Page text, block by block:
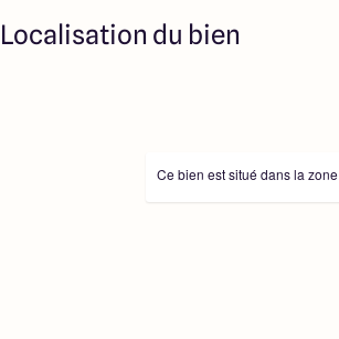
Localisation du bien
Ce bien est situé dans la zone